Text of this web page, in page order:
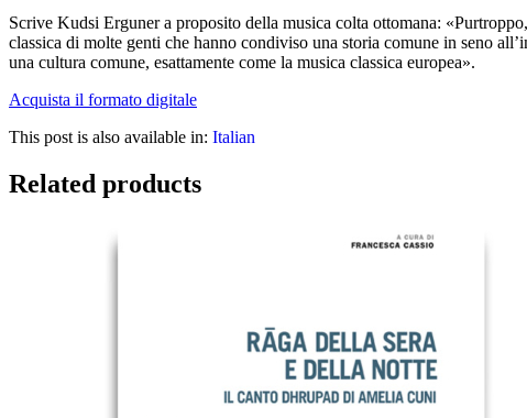
Scrive Kudsi Erguner a proposito della musica colta ottomana:
classica di molte genti che hanno condiviso una storia comune in seno
una cultura comune, esattamente come la musica classica europea».
Acquista il formato digitale
This post is also available in: Italian
Related products